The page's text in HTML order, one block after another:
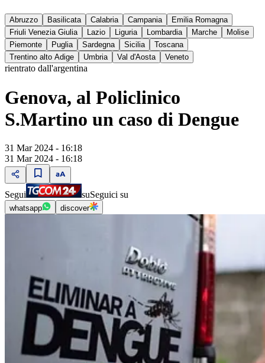
Abruzzo Basilicata Calabria Campania
Emilia Romagna
Friuli Venezia Giulia
Lazio Liguria Lombardia Marche
Molise
Piemonte
Puglia Sardegna Sicilia
Toscana
Trentino alto Adige
Umbria Val d'Aosta Veneto
rientrato dall'argentina
Genova, al Policlinico
S.Martino un caso di Dengue
31 Mar 2024 - 16:18
31 Mar 2024 - 16:18
Segui suSeguici su
whatsapp discover